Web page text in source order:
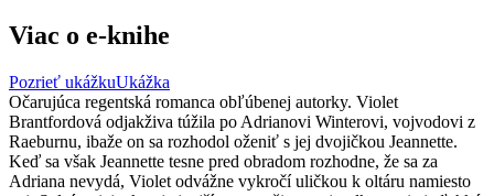
Viac o e-knihe
Pozrieť ukážkuUkážka
Očarujúca regentská romanca obľúbenej autorky. Violet
Brantfordová odjakživa túžila po Adrianovi Winterovi, vojvodovi z
Raeburnu, ibaže on sa rozhodol oženiť s jej dvojičkou Jeannette.
Keď sa však Jeannette tesne pred obradom rozhodne, že sa za
Adriana nevydá, Violet odvážne vykročí uličkou k oltáru namiesto